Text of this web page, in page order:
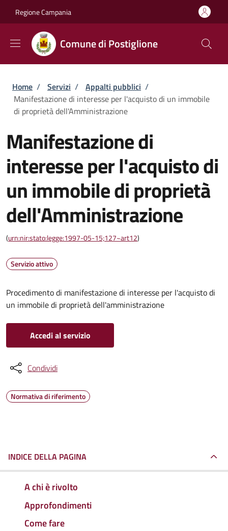
Regione Campania
Comune di Postiglione
Briciole di pane
Home / Servizi / Appalti pubblici /
Manifestazione di interesse per l'acquisto di un immobile
di proprietà dell'Amministrazione
Manifestazione di
interesse per l'acquisto di
un immobile di proprietà
dell'Amministrazione
(urn:nir:stato:legge:1997-05-15;127~art12)
Servizio attivo
Procedimento di manifestazione di interesse per l'acquisto di
un immobile di proprietà dell'amministrazione
Accedi al servizio
Condividi
Normativa di riferimento
INDICE DELLA PAGINA
A chi è rivolto
Approfondimenti
Come fare